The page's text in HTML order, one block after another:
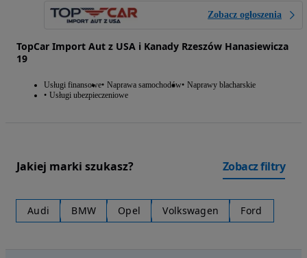
Zobacz ogłoszenia
TopCar Import Aut z USA i Kanady Rzeszów Hanasiewicza
19
Usługi finansowe Naprawa samochodów Naprawy blacharskie
Usługi ubezpieczeniowe
Jakiej marki szukasz? Zobacz filtry
Audi BMW Opel Volkswagen Ford